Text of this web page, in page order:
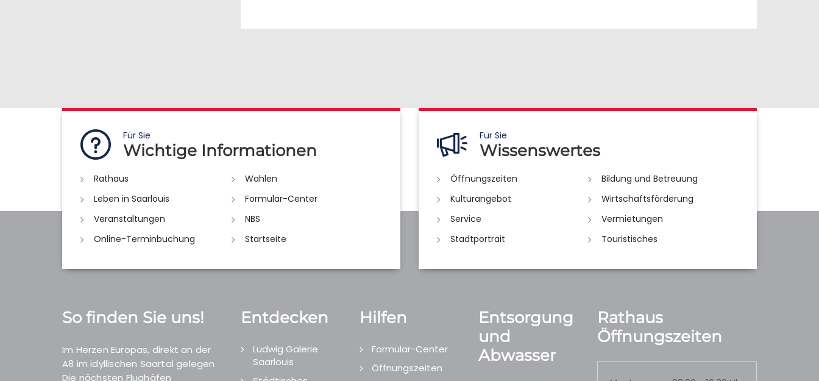
Für Sie
Wichtige Informationen
Rathaus
Wahlen
Leben in Saarlouis
Formular-Center
Veranstaltungen
NBS
Online-Terminbuchung
Startseite
Für Sie
Wissenswertes
Öffnungszeiten
Bildung und Betreuung
Kulturangebot
Wirtschaftsförderung
Service
Vermietungen
Stadtportrait
Touristisches
So finden Sie uns!
Im Herzen Europas, direkt an der
A8 im idyllischen Saartal gelegen.
Die nächsten Flughäfen
Entdecken
Ludwig Galerie
Saarlouis
Hilfen
Formular-Center
Öffnungszeiten
Entsorgung
und
Abwasser
Rathaus
Öffnungszeiten